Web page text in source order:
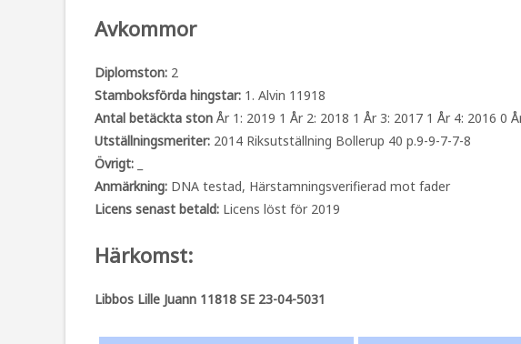
Avkommor
Diplomston: 2
Stamboksförda hingstar: 1. Alvin 11918
Antal betäckta ston År 1: 2019 1 År 2: 2018 1 År 3: 2017 1 År 4: 2016 0
Utställningsmeriter: 2014 Riksutställning Bollerup 40 p.9-9-7-7-8
Övrigt:
Anmärkning: DNA testad, Härstamningsverifierad mot fader
Licens senast betald: Licens löst för 2019
Härkomst:
Libbos Lille Juann 11818 SE 23-04-5031